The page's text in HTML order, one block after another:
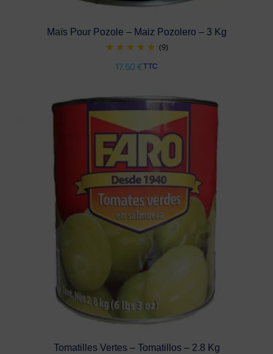
Maïs Pour Pozole – Maiz Pozolero – 3 Kg
(9)
17,50 €TTC
Tomatilles Vertes – Tomatillos – 2.8 Kg